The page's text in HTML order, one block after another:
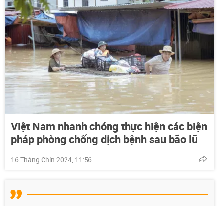
Việt Nam nhanh chóng thực hiện các biện
pháp phòng chống dịch bệnh sau bão lũ
16 Tháng Chín 2024, 11:56